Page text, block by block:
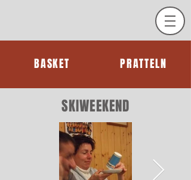
PRATTELN
BASKET
SKIWEEKEND